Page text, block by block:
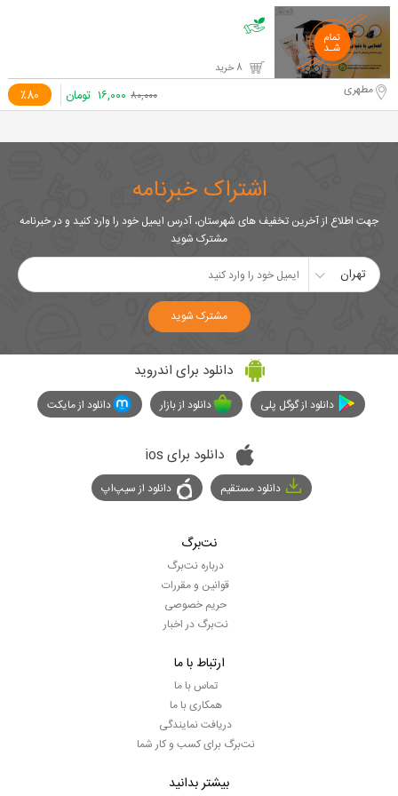
٪80 مطهری ۸۰,۰۰۰ ۱۶,۰۰۰ تومان
اشتراک خبرنامه
جهت اطلاع از آخرین تخفیف های شهرستان، آدرس ایمیل خود را وارد کنید و در خبرنامه
مشترک شوید
تهران
مشترک شوید
دانلود برای اندروید
دانلود از گوگل پلی دانلود از بازار دانلود از مایکت
دانلود برای ios
دانلود مستقیم دانلود از سیپ‌اپ
نت‌برگ
درباره نت‌برگ
قوانین و مقررات
حریم خصوصی
نت‌برگ در اخبار
ارتباط با ما
تماس با ما
همکاری با ما
دریافت نمایندگی
نت‌برگ برای کسب و کار شما
بیشتر بدانید